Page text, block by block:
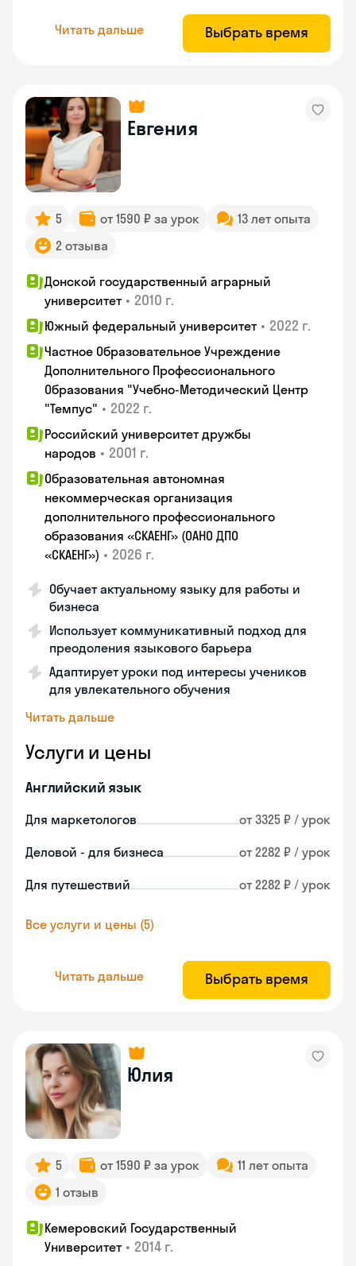
Читать дальше Выбрать время
Евгения
5 от 1590 ₽ за урок
13 лет опыта
2 отзыва
Донской государственный аграрный
университет • 2010 г.
Южный федеральный университет • 2022 г.
Частное Образовательное Учреждение
Дополнительного Профессионального
Образования "Учебно-Методический Центр
"Темпус" • 2022 г.
Российский университет дружбы
народов • 2001 г.
Образовательная автономная
некоммерческая организация
дополнительного профессионального
образования «СКАЕНГ» (ОАНО ДПО
«СКАЕНГ») • 2026 г.
Обучает актуальному языку для работы и
бизнеса
Использует коммуникативный подход для
преодоления языкового барьера
Адаптирует уроки под интересы учеников
для увлекательного обучения
Читать дальше
Услуги и цены
Английский язык
Для маркетологов от 3325 ₽ / урок
Деловой - для бизнеса от 2282 ₽ / урок
Для путешествий от 2282 ₽ / урок
Все услуги и цены (5)
Читать дальше Выбрать время
Юлия
5 от 1590 ₽ за урок
11 лет опыта
1 отзыв
Кемеровский Государственный
Университет • 2014 г.